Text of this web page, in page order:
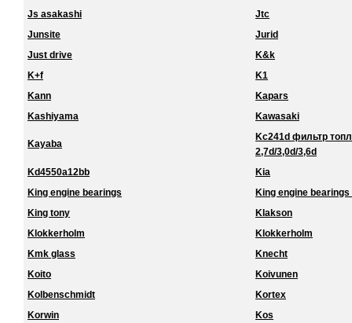
Js asakashi
Jtc
Junsite
Jurid
Just drive
K&k
K+f
K1
Kann
Kapars
Kashiyama
Kawasaki
Kayaba
Kc241d фильтр
2,7d/3,0d/3,6d
Kd4550a12bb
Kia
King engine bearings
King engine bearings
King tony
Klakson
Klokkerholm
Klokkerholm
Kmk glass
Knecht
Koito
Koivunen
Kolbenschmidt
Kortex
Korwin
Kos